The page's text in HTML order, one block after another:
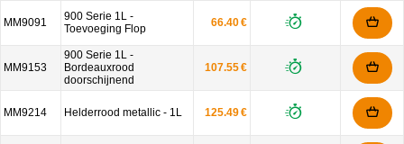
MM9091
900 Serie 1L -
Toevoeging Flop
66.40 €
MM9153
900 Serie 1L -
Bordeauxrood
doorschijnend
107.55 €
MM9214 Helderrood metallic - 1L 125.49 €